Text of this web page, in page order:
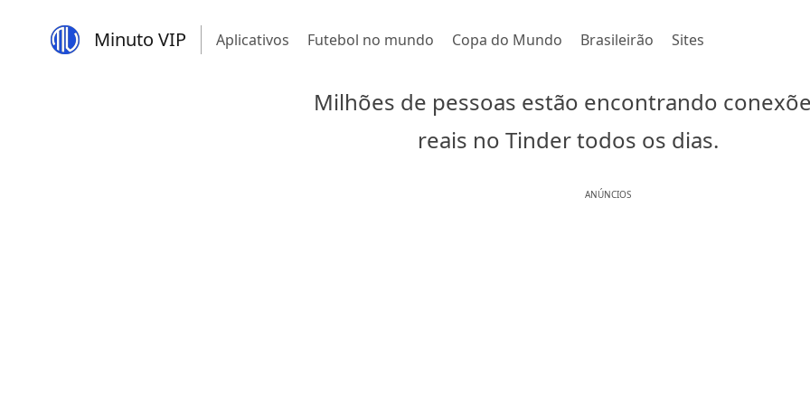
Minuto VIP Aplicativos Futebol no mundo Copa do Mundo Brasileirão Sites
Milhões de pessoas estão encontrando
reais no Tinder todos os dias.
ANÚNCIOS